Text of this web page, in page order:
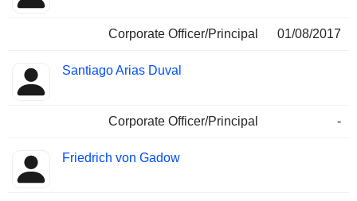
Corporate Officer/Principal 01/08/2017
Santiago Arias Duval
Corporate Officer/Principal -
Friedrich von Gadow